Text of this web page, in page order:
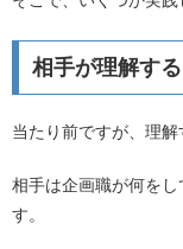
相手が理解す
当たり前ですが、理解
相手は企画職が何を
す。